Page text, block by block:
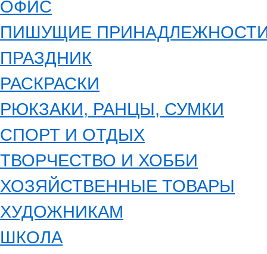
ОФИС
ПИШУЩИЕ
ПРАЗДНИК
РАСКРАСКИ
РЮКЗАКИ, РАНЦЫ, СУМКИ
СПОРТ И ОТДЫХ
ТВОРЧЕСТВО И ХОББИ
ХОЗЯЙСТВЕННЫЕ ТОВАРЫ
ХУДОЖНИКАМ
ШКОЛА